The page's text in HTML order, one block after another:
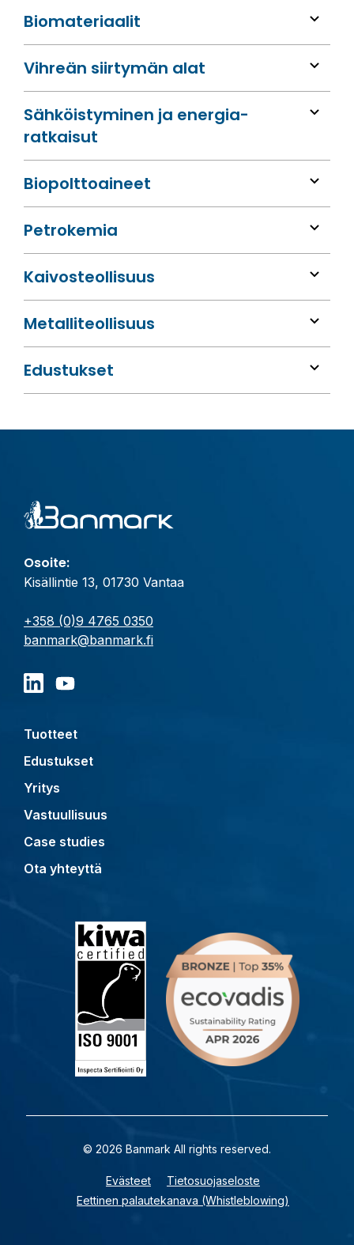
Bio­materiaalit
Vihreän siirtymän alat
Sähköis­tyminen ja energia­
ratkaisut
Bio­polttoaineet
Petrokemia
Kaivos­teollisuus
Metalli­teollisuus
Edustukset
Osoite:
Kisällintie 13, 01730 Vantaa
+358 (0)9 4765 0350
banmark@banmark.fi
Tuotteet
Edustukset
Yritys
Vastuullisuus
Case studies
Ota yhteyttä
© 2026 Banmark All rights reserved.
Evästeet
Tietosuojaseloste
Eettinen palautekanava (Whistleblowing)